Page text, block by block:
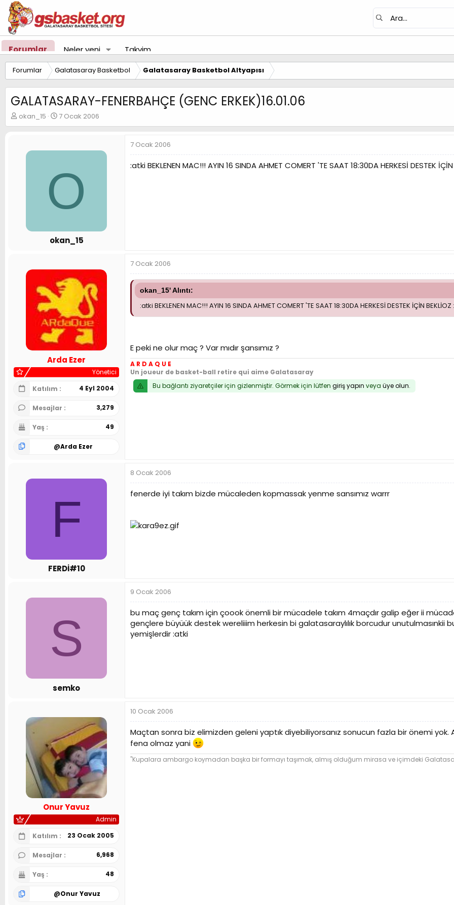
Forumlar Neler yeni Takvim
Forumlar Galatasaray Basketbol Galatasaray Basketbol Altyapısı
GALATASARAY-FENERBAHÇE (GENC ERKEK)16.01.06
K
o
okan_15
B
a
a
ı
a
h
i
7 Ocak 2006
O
okan_15
7 Ocak 2006
:atki BEKLENEN MAC!!! AYIN 16 SINDA AHMET COMERT 'TE SAAT 18:30DA HERKESİ DESTEK
Arda Ezer
Yönetici
Katılım
4 Eyl 2004
Mesajlar 3,279
Yaş 49
@Arda Ezer
7 Ocak 2006
okan_15' Alıntı:
:atki BEKLENEN MAC!!! AYIN 16 SINDA AHMET COMERT 'TE SAAT 18:30DA HERKESİ DESTEK İÇİN
E peki ne olur maç ? Var mıdır şansımız ?
A R D A Q U E
Un joueur de basket-ball retire qui aime Galatasaray
Bu bağlantı ziyaretçiler için gizlenmiştir. Görmek için lütfen giriş yapın veya üye olun.
F
FERDİ#10
8 Ocak 2006
fenerde iyi takım bizde mücaleden kopmassak yenme sansımız warrr
S
semko
9 Ocak 2006
bu maç genç takım için çoook önemli bir mücadele takım 4maçdır galip eğer ii
gençlere büyüük destek wereliiim herkesin bi galatasaraylılık borcudur unutulmasınkii
yemişlerdir :atki
Onur Yavuz
Admin
Katılım
23 Ocak 2005
Mesajlar 6,968
Yaş 48
@Onur Yavuz
10 Ocak 2006
Maçtan sonra biz elimizden geleni yaptık diyebiliyorsanız sonucun fazla bir önemi
fena olmaz yani
"Kupalara ambargo koymadan başka bir formayı taşımak, almış olduğum mirasa ve içimdeki